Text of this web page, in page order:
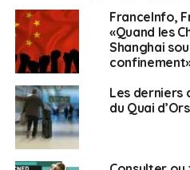
coronavirus ayant été
et ouest de Melbourne,
l’État.
> Brésil
Les chiffres restent à la
foyers épidémiques
le gouvernement tente
FranceInfo,
«Quand les
Shanghai
Les derniers
du Quai